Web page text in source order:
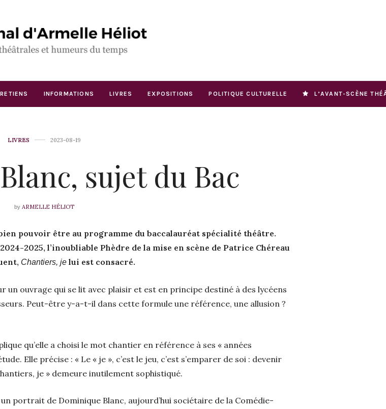
INFORMATIONS LIVRES EXPOSITIONS POLITIQUE CULTURELLE L’AVANT-SCÈNE
LIVRES 2023-08-19
sujet du Bac
by ARMELLE HÉLIOT
pouvoir être au programme du baccalauréat spécialité théâtre.
2025, l’inoubliable Phèdre de la mise en scène de Patrice Chéreau
Chantiers, je lui est consacré.
un ouvrage qui se lit avec plaisir et est en principe destiné à des lycéens
Peut-être y-a-t-il dans cette formule une référence, une allusion ?
qu’elle a choisi le mot chantier en référence à ses « années
Elle précise : « Le « je », c’est le jeu, c’est s’emparer de soi : devenir
je » demeure inutilement sophistiqué.
portrait de Dominique Blanc, aujourd’hui sociétaire de la Comédie-